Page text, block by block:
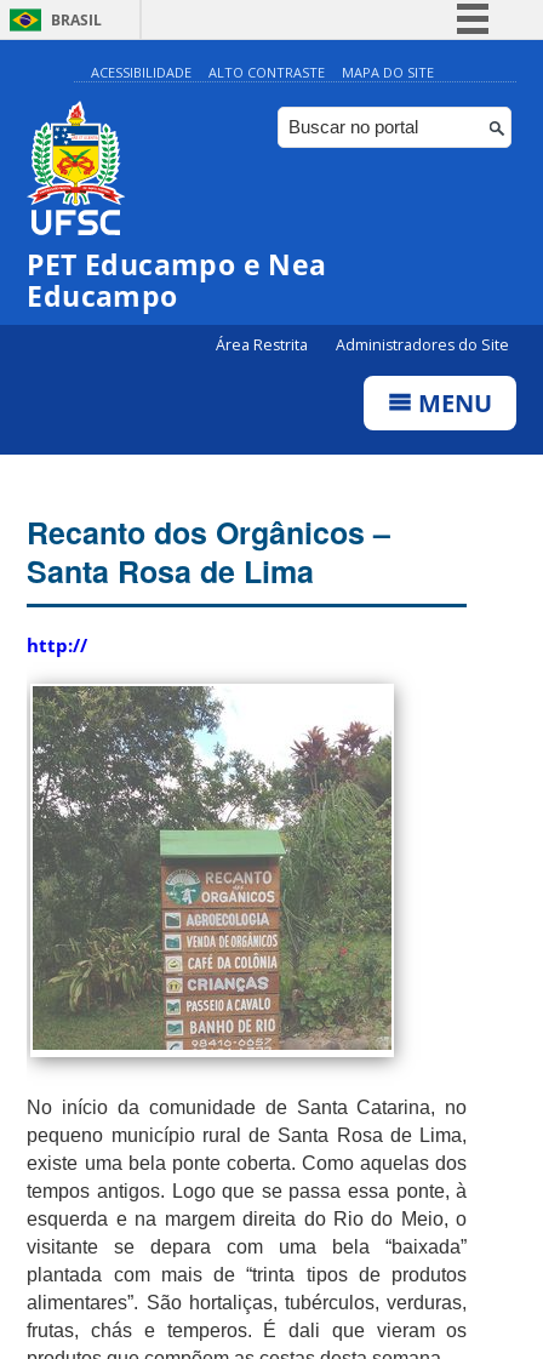
BRASIL
Simplifique!
Comunica BR
Participe
ACESSIBILIDADE ALTO CONTRASTE MAPA DO SITE
PET Educampo e Nea
Educampo
Área Restrita Administradores do Site
MENU
Recanto dos Orgânicos –
Santa Rosa de Lima
http://
No início da comunidade de Santa Catarina, no
pequeno município rural de Santa Rosa de Lima,
existe uma bela ponte coberta. Como aquelas dos
tempos antigos. Logo que se passa essa ponte, à
esquerda e na margem direita do Rio do Meio, o
visitante se depara com uma bela “baixada”
plantada com mais de “trinta tipos de produtos
alimentares”. São hortaliças, tubérculos, verduras,
frutas, chás e temperos. É dali que vieram os